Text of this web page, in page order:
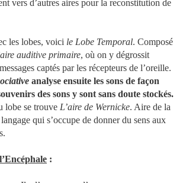
vers d’autres aires pour la reconstitution de
les lobes, voici le Lobe Temporal. Composé
auditive primaire, où on y dégrossit
captés par les récepteurs de l’oreille.
analyse ensuite les sons de façon
des sons y sont sans doute stockés.
lobe se trouve L’aire de Wernicke. Aire de la
qui s’occupe de donner du sens aux
: